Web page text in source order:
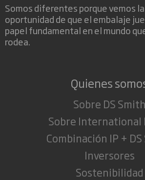
Somos diferentes porque vemos la
oportunidad de que el embalaje
papel fundamental en el mundo
rodea.
Quienes
Sobre DS Smith
Sobre International
Combinación IP +
Inversores
Sostenibilidad